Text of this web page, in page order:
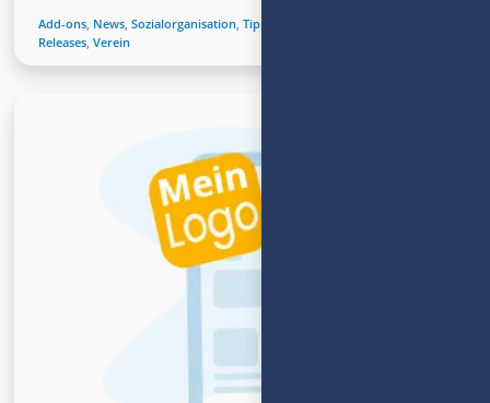
Add-ons, News, Sozialorganisation, Tipps
Releases, Verein